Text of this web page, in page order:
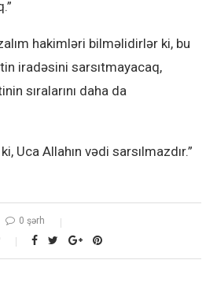
hakimləri bilməlidirlər ki, bu
iradəsini sarsıtmayacaq,
sıralarını daha da
Uca Allahın vədi sarsılmazdır.”
0 şərh